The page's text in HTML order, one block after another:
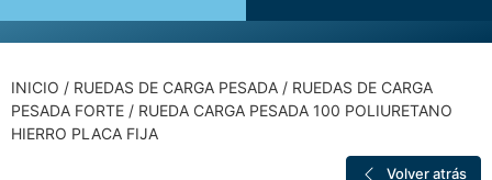
INICIO / RUEDAS DE CARGA PESADA / RUEDAS DE CARGA
PESADA FORTE / RUEDA CARGA PESADA 100 POLIURETANO
HIERRO PLACA FIJA
Volver atrás